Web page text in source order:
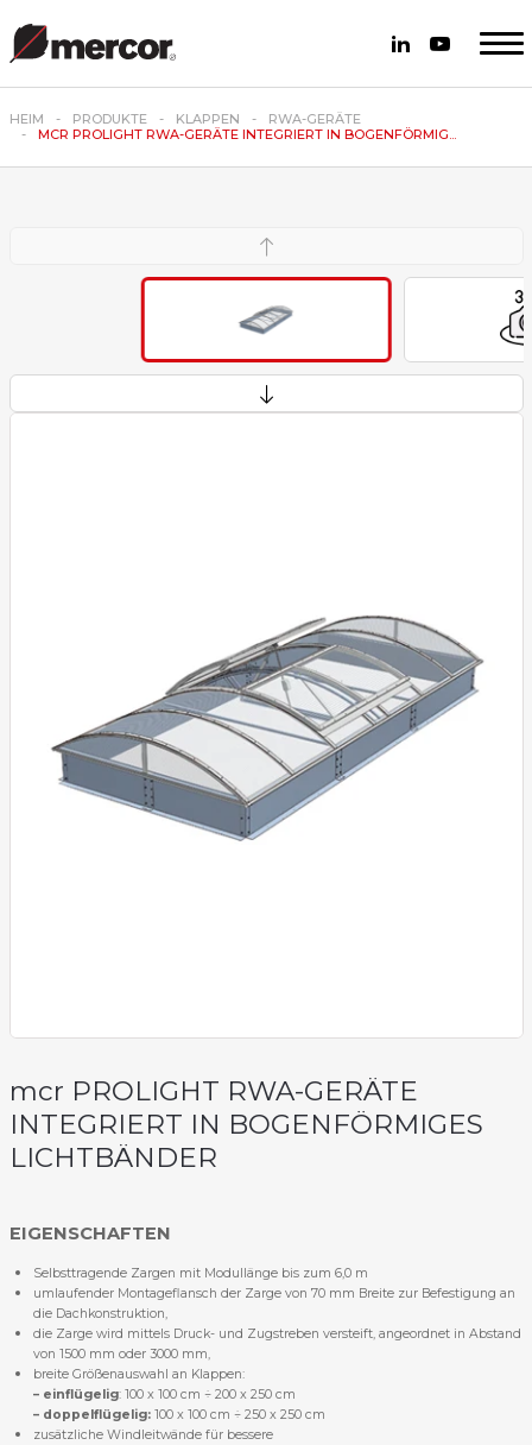
HEIM PRODUKTE KLAPPEN
RWA-GERÄTE
MCR PROLIGHT RWA-GERÄTE INTEGRIERT IN BOGENFÖRMIG...
mcr PROLIGHT RWA-GERÄTE
INTEGRIERT IN BOGENFÖRMIGES
LICHTBÄNDER
EIGENSCHAFTEN
Selbsttragende Zargen mit Modullänge bis zum 6,0 m
umlaufender Montageflansch der Zarge von 70 mm Breite zur Befestigung an
die Dachkonstruktion,
die Zarge wird mittels Druck- und Zugstreben versteift, angeordnet in Abstand
von 1500 mm oder 3000 mm,
breite Größenauswahl an Klappen:
– einflügelig: 100 x 100 cm ÷ 200 x 250 cm
– doppelflügelig: 100 x 100 cm ÷ 250 x 250 cm
zusätzliche Windleitwände für bessere